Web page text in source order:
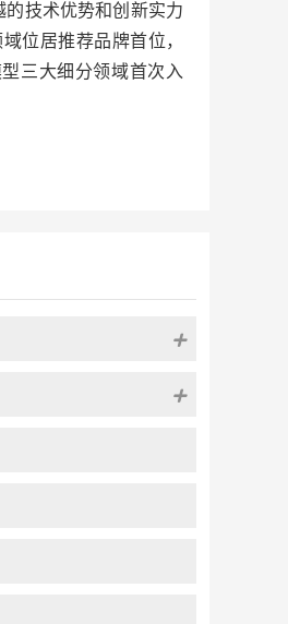
的技术优势和创新实力
位居推荐品牌首位，
三大细分领域首次入